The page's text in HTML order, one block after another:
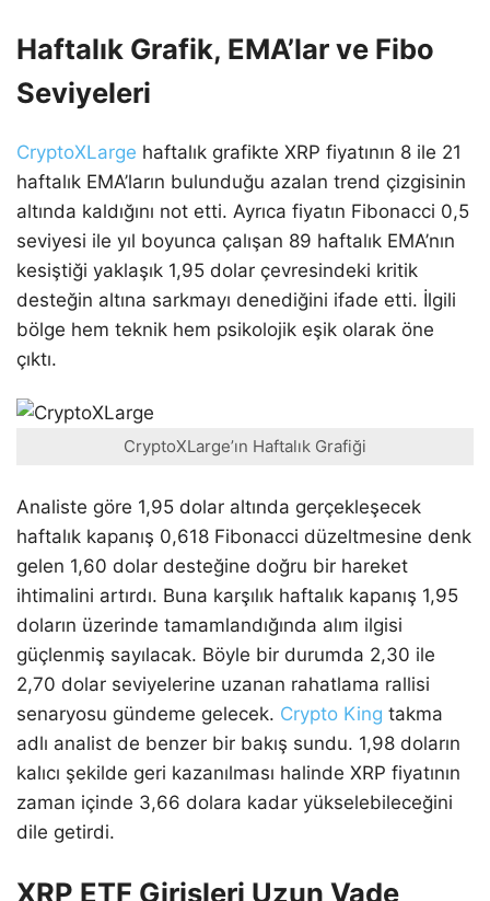
Haftalık Grafik, EMA’lar ve Fibo
Seviyeleri
CryptoXLarge haftalık grafikte XRP fiyatının 8 ile 21
haftalık EMA’ların bulunduğu azalan trend çizgisinin
altında kaldığını not etti. Ayrıca fiyatın Fibonacci 0,5
seviyesi ile yıl boyunca çalışan 89 haftalık EMA’nın
kesiştiği yaklaşık 1,95 dolar çevresindeki kritik
desteğin altına sarkmayı denediğini ifade etti. İlgili
bölge hem teknik hem psikolojik eşik olarak öne
çıktı.
CryptoXLarge’ın Haftalık Grafiği
Analiste göre 1,95 dolar altında gerçekleşecek
haftalık kapanış 0,618 Fibonacci düzeltmesine denk
gelen 1,60 dolar desteğine doğru bir hareket
ihtimalini artırdı. Buna karşılık haftalık kapanış 1,95
doların üzerinde tamamlandığında alım ilgisi
güçlenmiş sayılacak. Böyle bir durumda 2,30 ile
2,70 dolar seviyelerine uzanan rahatlama rallisi
senaryosu gündeme gelecek. Crypto King takma
adlı analist de benzer bir bakış sundu. 1,98 doların
kalıcı şekilde geri kazanılması halinde XRP fiyatının
zaman içinde 3,66 dolara kadar yükselebileceğini
dile getirdi.
XRP ETF Girişleri Uzun Vade